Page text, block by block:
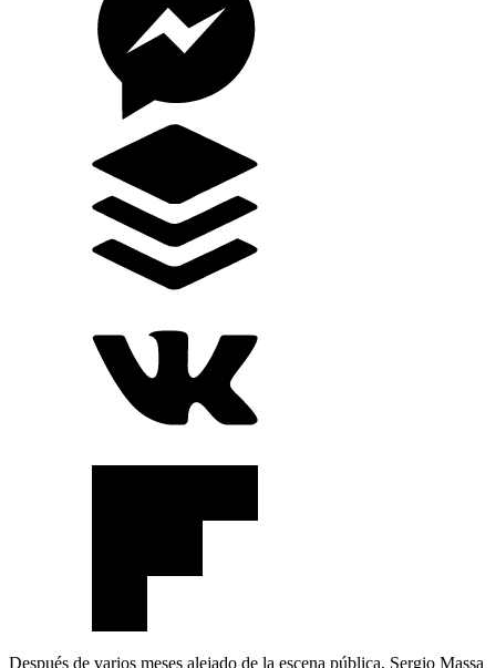
Después de varios meses alejado de la escena pública, Sergio Massa